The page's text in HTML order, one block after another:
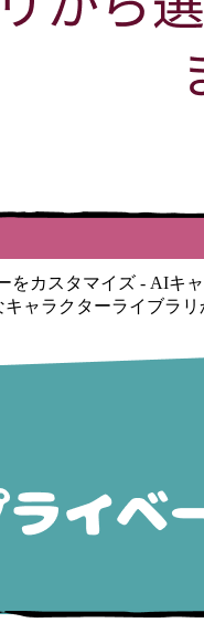
をカスタマイズ - AIキ
キャラクターライブラ